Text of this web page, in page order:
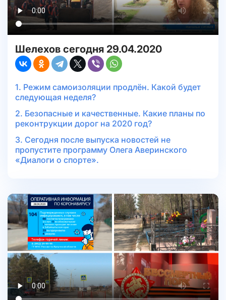
Шелехов сегодня 29.04.2020
1. Режим самоизоляции продлён. Какой будет
следующая неделя?
2. Безопасные и качественные. Какие планы по
реконтрукции дорог на 2020 год?
3. Сегодня после выпуска новостей не
пропустите программу Олега Аверинского
«Диалоги о спорте».